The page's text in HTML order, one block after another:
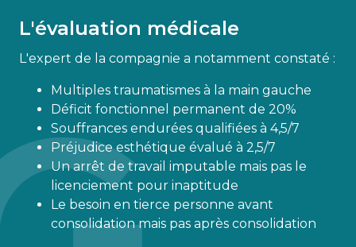
L'évaluation médicale
L'expert de la compagnie a notamment constaté :
Multiples traumatismes à la main gauche
Déficit fonctionnel permanent de 20%
Souffrances endurées qualifiées à 4,5/7
Préjudice esthétique évalué à 2,5/7
Un arrêt de travail imputable mais pas le
licenciement pour inaptitude
Le besoin en tierce personne avant
consolidation mais pas après consolidation